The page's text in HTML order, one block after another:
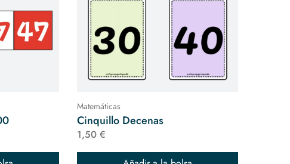
Matemáticas
Cinquillo Decenas
1,50 €